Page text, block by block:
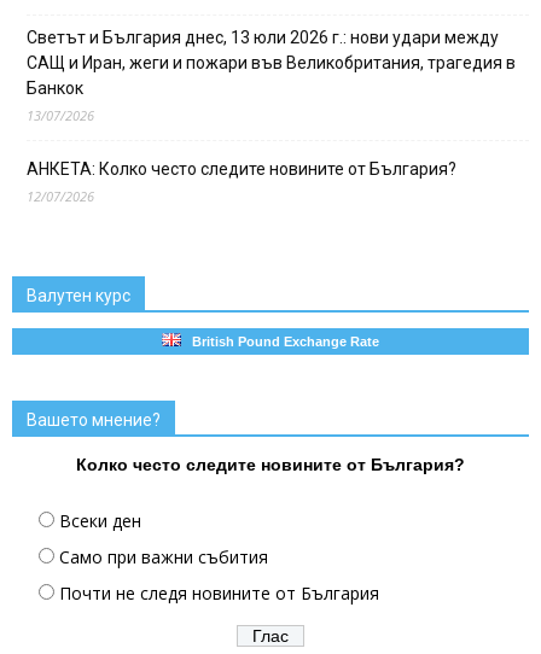
Светът и България днес, 13 юли 2026 г.: нови удари между
САЩ и Иран, жеги и пожари във Великобритания, трагедия в
Банкок
13/07/2026
АНКЕТА: Колко често следите новините от България?
12/07/2026
Валутен курс
British Pound Exchange Rate
Вашето мнение?
Колко често следите новините от България?
Всеки ден
Само при важни събития
Почти не следя новините от България